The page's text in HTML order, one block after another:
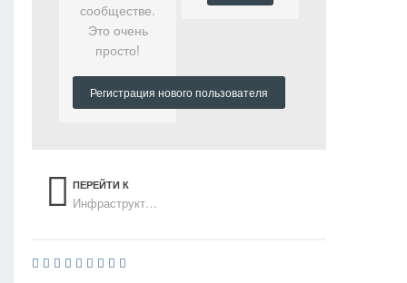
сообществе.
Это очень
просто!
Регистрация нового пользователя
ПЕРЕЙТИ К
СПИСКУ ТЕМ
Инфраструктура и окружение